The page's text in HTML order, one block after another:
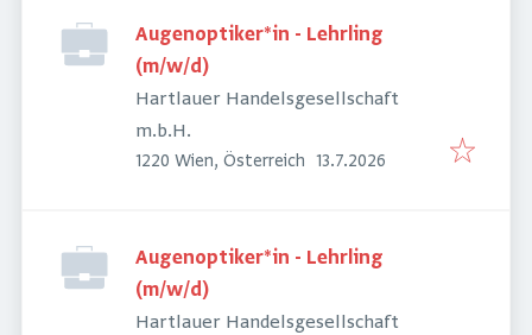
Augenoptiker*in - Lehrling
(m/w/d)
Hartlauer Handelsgesellschaft
m.b.H.
1220 Wien, Österreich Veröffentlicht
13.7.2026
Augenoptiker*in - Lehrling
(m/w/d)
Hartlauer Handelsgesellschaft